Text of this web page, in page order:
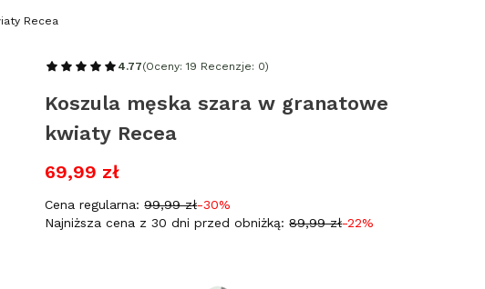
Recea
4.77(Oceny: 19 Recenzje: 0)
Koszula męska szara w granatowe
kwiaty Recea
69,99 zł
Cena regularna: 99,99 zł-30%
Najniższa cena z 30 dni przed obniżką: 89,99 zł-22%